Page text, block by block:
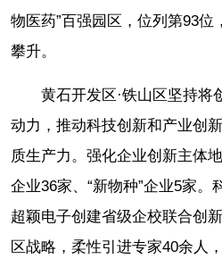
物医药”百强园区，位列第93
攀升。
黄石开发区·铁山区坚持将
动力，推动科技创新和产业创
质生产力。强化企业创新主体
企业36家、“新物种”企业5家。
超颖电子创建省级企校联合创
区战略，柔性引进专家40余人